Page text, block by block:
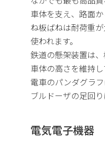
車体を支え、路面
ね板ばねは耐荷重
使われます。
鉄道の懸架装置は
車体の高さを維持
電車のパンダグラ
ブルドーザの足回
電気電子機器